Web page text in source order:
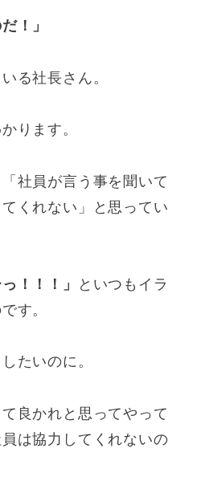
！」
る社長さん。
ります。
社員が言う事を聞いて
くれない」と思ってい
！！！」
といつもイラ
す。
たいのに。
良かれと思ってやって
は協力してくれないの